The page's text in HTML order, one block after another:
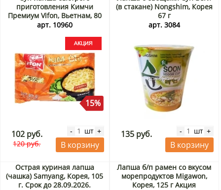
приготовления Кимчи
Премиум Vifon, Вьетнам, 80
г Акция
арт. 10960
15%
102 руб.
120 руб.
- шт +
В корзину
(в стакане) Nongshim, Корея
67 г
арт. 3084
135 руб. - шт +
В корзину
Острая куриная лапша
(чашка) Samyang, Корея, 105
г. Срок до 28.09.2026.
Лапша б/п рамен со вкусом
морепродуктов Migawon,
Корея, 125 г Акция